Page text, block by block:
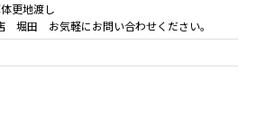
更地渡し
堀田 お気軽にお問い合わせください。